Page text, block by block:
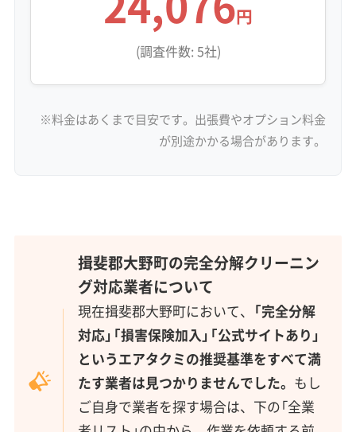
円
(調査件数: 5社)
※料金はあくまで目安です。出張費やオプション料金
が別途かかる場合があります。
揖斐郡大野町の完全分解クリーニン
グ対応業者について
現在揖斐郡大野町において、 「完全分解
対応」「損害保険加入」「公式サイトあり」
というエアタクミの推奨基準をすべて満
たす業者は見つかりませんでした。 もし
ご自身で業者を探す場合は、下の「全業